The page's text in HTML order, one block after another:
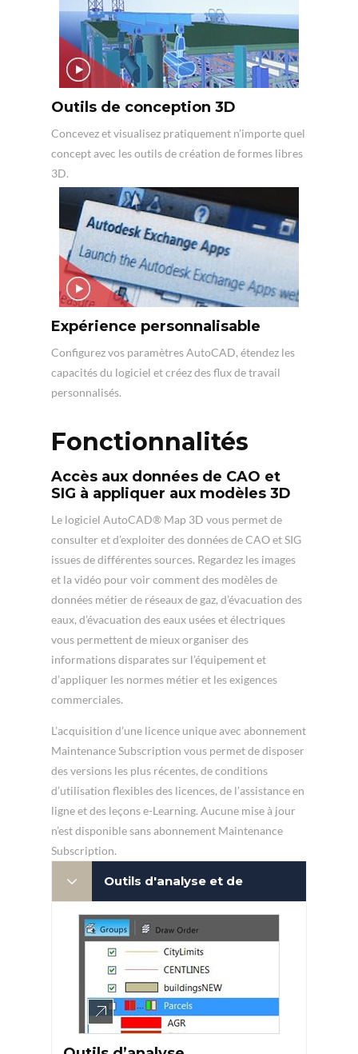
Outils de conception 3D
Concevez et visualisez pratiquement n’importe quel
concept avec les outils de création de formes libres
3D.
Expérience personnalisable
Configurez vos paramètres AutoCAD, étendez les
capacités du logiciel et créez des flux de travail
personnalisés.
Fonctionnalités
Accès aux données de CAO et
SIG à appliquer aux modèles 3D
Le logiciel AutoCAD® Map 3D vous permet de
consulter et d’exploiter des données de CAO et SIG
issues de différentes sources. Regardez les images
et la vidéo pour voir comment des modèles de
données métier de réseaux de gaz, d’évacuation des
eaux, d’évacuation des eaux usées et électriques
vous permettent de mieux organiser des
informations disparates sur l’équipement et
d’appliquer les normes métier et les exigences
commerciales.
L’acquisition d’une licence unique avec abonnement
Maintenance Subscription vous permet de disposer
des versions les plus récentes, de conditions
d’utilisation flexibles des licences, de l’assistance en
ligne et des leçons e-Learning. Aucune mise à jour
n’est disponible sans abonnement Maintenance
Subscription.
Outils d'analyse et de
planification SIG